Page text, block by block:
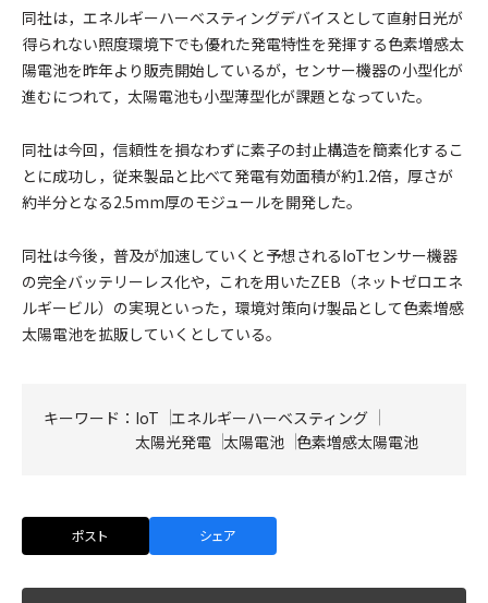
同社は，エネルギーハーベスティングデバイスとして直射日光が
得られない照度環境下でも優れた発電特性を発揮する色素増感太
陽電池を昨年より販売開始しているが，センサー機器の小型化が
進むにつれて，太陽電池も小型薄型化が課題となっていた。
同社は今回，信頼性を損なわずに素子の封止構造を簡素化するこ
とに成功し，従来製品と比べて発電有効面積が約1.2倍，厚さが
約半分となる2.5mm厚のモジュールを開発した。
同社は今後，普及が加速していくと予想されるIoTセンサー機器
の完全バッテリーレス化や，これを用いたZEB（ネットゼロエネ
ルギービル）の実現といった，環境対策向け製品として色素増感
太陽電池を拡販していくとしている。
キーワード： IoT エネルギーハーベスティング
太陽光発電 太陽電池 色素増感太陽電池
ポスト シェア